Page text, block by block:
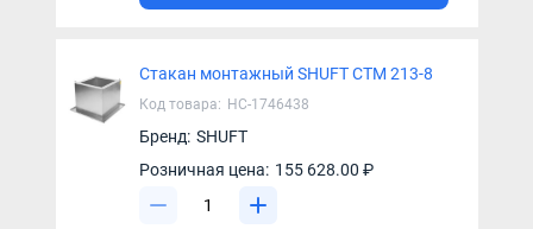
Стакан монтажный SHUFT СТМ 213-8
Код товара: НС-1746438
Бренд: SHUFT
Розничная цена: 155 628.00 ₽